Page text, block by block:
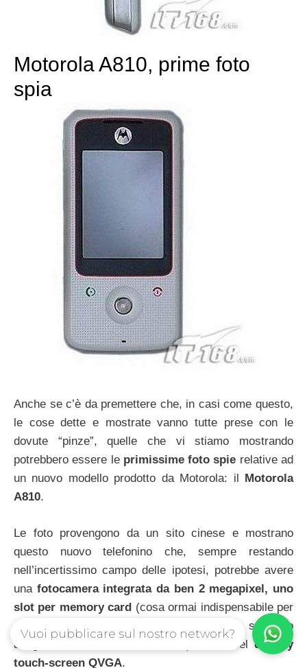
Motorola A810, prime foto
spia
Anche se c’è da premettere che, in casi come questo,
le cose dette e mostrate vanno tutte prese con le
dovute “pinze”, quelle che vi stiamo mostrando
potrebbero essere le primissime foto spie relative ad
un nuovo modello prodotto da Motorola: il Motorola
A810.
Le foto provengono da un sito cinese e mostrano
questo nuovo telefonino che, sempre restando
nell’incertissimo campo delle ipotesi, potrebbe avere
una fotocamera integrata da ben 2 megapixel, uno
slot per memory card (cosa ormai indispensabile per
un cellulare moderno che vuole offrire un supporto
adeguato al mondo multimediale) ed un beldisplay
touch-screen QVGA.
Vuoi pubblicare sul nostro network?